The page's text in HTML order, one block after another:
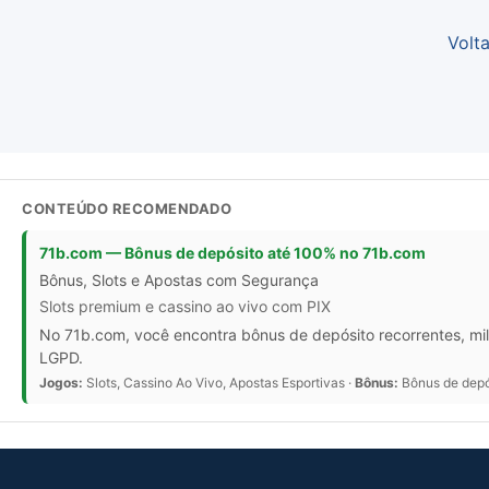
CONTEÚDO RECOMENDADO
71b.com — Bônus de depósito até 100% no 71b.com
Bônus, Slots e Apostas com Segurança
Slots premium e cassino ao vivo com PIX
No 71b.com, você encontra bônus de depósito recorrentes,
LGPD.
Jogos: Slots, Cassino Ao Vivo, Apostas Esportivas · Bônus: Bônus de